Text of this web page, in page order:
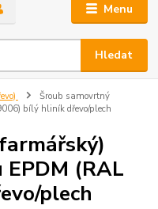
Menu
Hledat
Šroub samovrtný
bílý hliník dřevo/plech
(RAL
plech